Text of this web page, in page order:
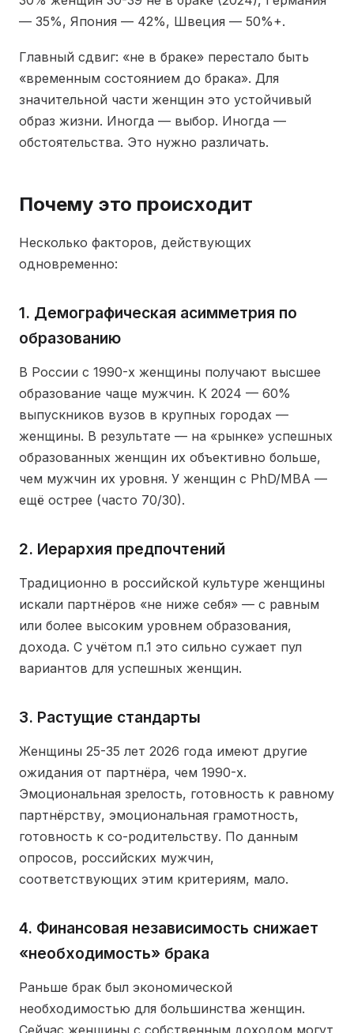
— 35%, Япония — 42%, Швеция — 50%+.
Главный сдвиг: «не в браке» перестало быть
«временным состоянием до брака». Для
значительной части женщин это устойчивый
образ жизни. Иногда — выбор. Иногда —
обстоятельства. Это нужно различать.
Почему это происходит
Несколько факторов, действующих
одновременно:
1. Демографическая асимметрия по
образованию
В России с 1990-х женщины получают высшее
образование чаще мужчин. К 2024 — 60%
выпускников вузов в крупных городах —
женщины. В результате — на «рынке» успешных
образованных женщин их объективно больше,
чем мужчин их уровня. У женщин с PhD/MBA —
ещё острее (часто 70/30).
2. Иерархия предпочтений
Традиционно в российской культуре женщины
искали партнёров «не ниже себя» — с равным
или более высоким уровнем образования,
дохода. С учётом п.1 это сильно сужает пул
вариантов для успешных женщин.
3. Растущие стандарты
Женщины 25-35 лет 2026 года имеют другие
ожидания от партнёра, чем 1990-х.
Эмоциональная зрелость, готовность к равному
партнёрству, эмоциональная грамотность,
готовность к со-родительству. По данным
опросов, российских мужчин,
соответствующих этим критериям, мало.
4. Финансовая независимость снижает
«необходимость» брака
Раньше брак был экономической
необходимостью для большинства женщин.
Сейчас женщины с собственным доходом могут